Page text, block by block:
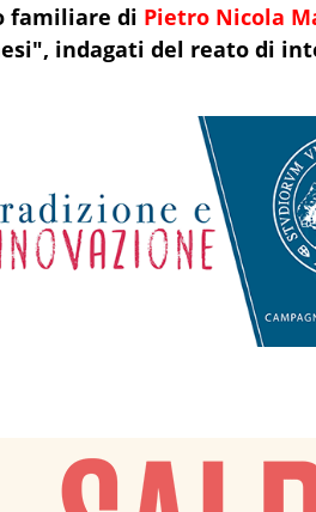
familiare di Pietro Nicola
indagati del reato di